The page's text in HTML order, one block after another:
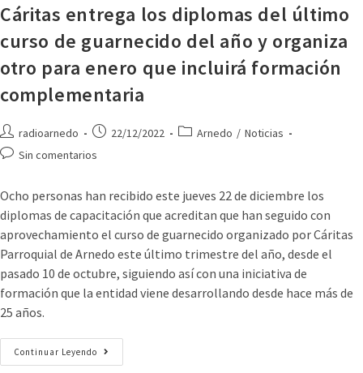
Cáritas entrega los diplomas del último
curso de guarnecido del año y organiza
otro para enero que incluirá formación
complementaria
radioarnedo 22/12/2022 Arnedo / Noticias
Sin comentarios
Ocho personas han recibido este jueves 22 de diciembre los
diplomas de capacitación que acreditan que han seguido con
aprovechamiento el curso de guarnecido organizado por Cáritas
Parroquial de Arnedo este último trimestre del año, desde el
pasado 10 de octubre, siguiendo así con una iniciativa de
formación que la entidad viene desarrollando desde hace más de
25 años.
Continuar Leyendo